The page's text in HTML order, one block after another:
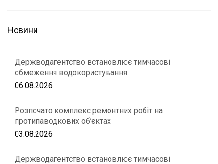
Новини
Держводагентство встановлює тимчасові
обмеження водокористування
06.08.2026
Розпочато комплекс ремонтних робіт на
протипаводкових об’єктах
03.08.2026
Держводагентство встановлює тимчасові